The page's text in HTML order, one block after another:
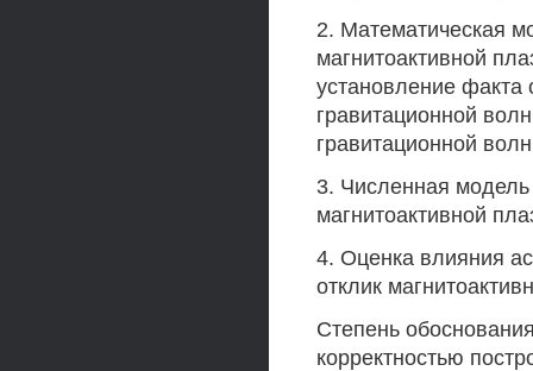
2. Математическая
магнитоактивной
установление факта
гравитационной
гравитационной
3. Численная модель
магнитоактивной
4. Оценка влияния
отклик
Степень
корректностью